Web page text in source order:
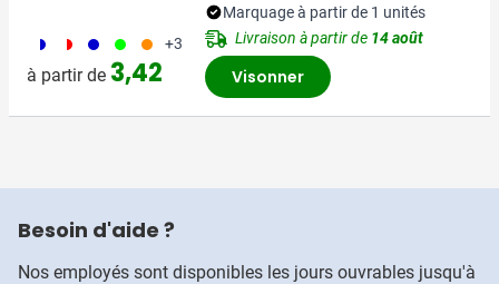
187 188 005 029 007 +3
à partir de 3,42
Marquage à partir de 1 unités
Livraison à partir de 14 août
Visonner
Besoin d'aide ?
Nos employés sont disponibles les jours ouvrables jusqu'à